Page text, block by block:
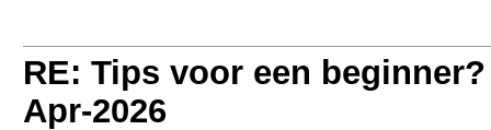
RE: Tips voor een
Apr-2026